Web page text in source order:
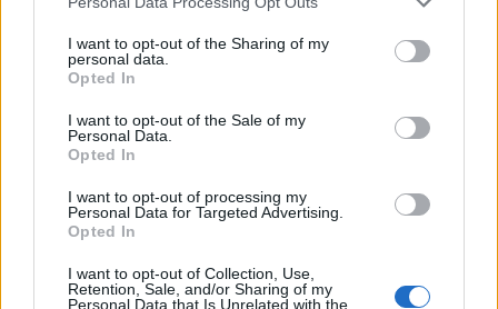
not limited to your visit or usage behaviour. You may click to
grant or deny consent to Google and its third-party tags to
use your data for below specified purposes in below Google
consent section.
I want to opt-out of the Sharing of my
personal data.
Opted In
I want to opt-out of the Sale of my
Personal Data.
Opted In
I want to opt-out of processing my
Personal Data for Targeted Advertising.
Opted In
I want to opt-out of Collection, Use,
Retention, Sale, and/or Sharing of my
Personal Data that Is Unrelated with the
Sofia Richie Grainge megmutatja, hogyan viseld a piszkos